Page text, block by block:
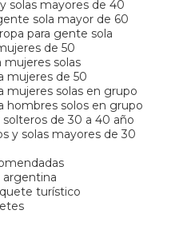
solas mayores de 40
sola mayor de 60
para gente sola
de 50
mujeres solas
mujeres de 50
mujeres solas en grupo
hombres solos en grupo
solteros de 30 a 40 año
y solas mayores de 30
argentina
turístico